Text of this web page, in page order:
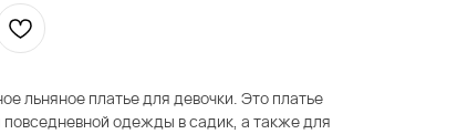
льняное платье для девочки. Это платье
одежды в садик, а также для